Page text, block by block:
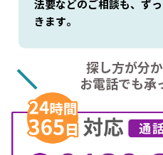
法要などのご相談も、ず
きます。
探し方が分
お電話でも承